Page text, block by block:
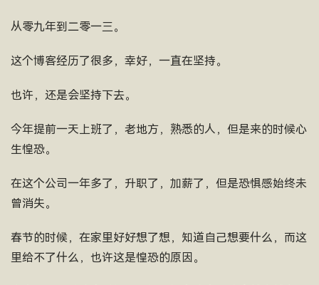
从零九年到二零一三。
这个博客经历了很多，幸好，一直在坚持。
也许，还是会坚持下去。
今年提前一天上班了，老地方，熟悉的人，但是来的时候心
生惶恐。
在这个公司一年多了，升职了，加薪了，但是恐惧感始终未
曾消失。
春节的时候，在家里好好想了想，知道自己想要什么，而这
里给不了什么，也许这是惶恐的原因。